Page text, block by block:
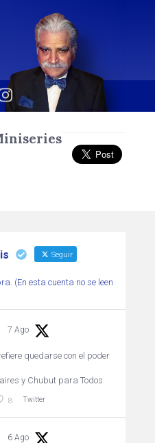
Seguir
(En esta cuenta no se leen
7 Ago
quedarse con el poder
y Chubut para Todos
8 Twitter
6 Ago